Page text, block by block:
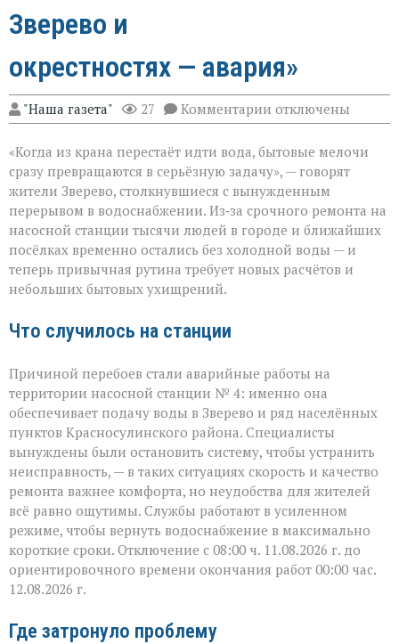
Зверево и
окрестностях — авария»
"Наша газета" 27 Комментарии к
записи
воды
ни
туда
ни
сюда:
в
Зверево
и
окрестностях —
отключены
«Когда из крана перестаёт идти вода, бытовые мелочи
сразу превращаются в серьёзную задачу», — говорят
жители Зверево, столкнувшиеся с вынужденным
перерывом в водоснабжении. Из‑за срочного ремонта на
насосной станции тысячи людей в городе и ближайших
посёлках временно остались без холодной воды — и
теперь привычная рутина требует новых расчётов и
небольших бытовых ухищрений.
Что случилось на станции
Причиной перебоев стали аварийные работы на
территории насосной станции № 4: именно она
обеспечивает подачу воды в Зверево и ряд населённых
пунктов Красносулинского района. Специалисты
вынуждены были остановить систему, чтобы устранить
неисправность, — в таких ситуациях скорость и качество
ремонта важнее комфорта, но неудобства для жителей
всё равно ощутимы. Службы работают в усиленном
режиме, чтобы вернуть водоснабжение в максимально
короткие сроки. Отключение с 08:00 ч. 11.08.2026 г. до
ориентировочного времени окончания работ 00:00 час.
12.08.2026 г.
Где затронуло проблему